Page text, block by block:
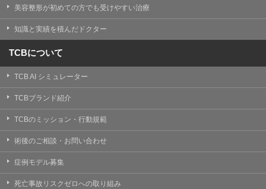
美容整形が初めての方でも受けやすい治療
知識と実績を積んだドクター
TCBについて
TCB AI シミュレーター
TCBブランド紹介
TCBのミッション・行動規範
術後のご相談・お問い合わせ
症例モデル募集
死亡事故リスクゼロへの取り組み